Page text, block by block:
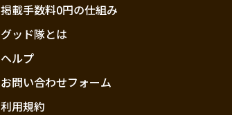
掲載手数料0円の仕組み
グッド隊とは
ヘルプ
お問い合わせフォーム
利用規約